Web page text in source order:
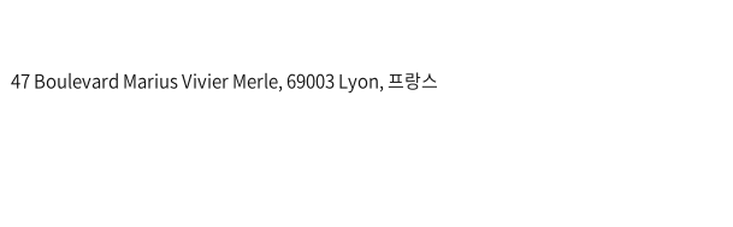
47 Boulevard Marius Vivier Merle, 69003 Lyon, 프랑스